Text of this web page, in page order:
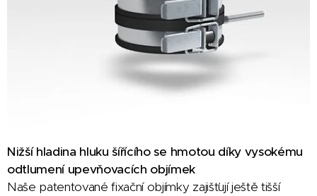
Nižší hladina hluku šířícího se hmotou díky vysokému
odtlumení upevňovacích objímek
Naše patentované fixační objímky zajišťují ještě tišší